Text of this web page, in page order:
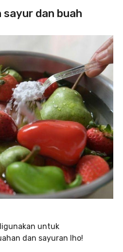
sayur dan buah
untuk
dan sayuran lho!